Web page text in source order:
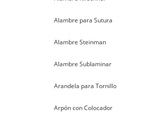
Alambre para Sutura
Alambre Steinman
Alambre Sublaminar
Arandela para Tornillo
Arpón con Colocador